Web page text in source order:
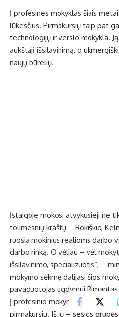
Į profesines mokyklas šiais
lūkesčius. Pirmakursių taip pat
technologijų ir verslo mokykla.
aukštąjį išsilavinimą, o
naujų būrelių.
Įstaigoje mokosi atvykusieji ne
tolimesnių kraštų – Rokiškio,
ruošia mokinius realioms darbo
darbo rinką. O vėliau – vėl
išsilavinimo, specializuotis“, –
mokymo sėkmę dalijasi šios
pavaduotojas ugdymui Rimantas
Į profesinio mokymo skyrių
pirmakursių. Iš jų – šešios